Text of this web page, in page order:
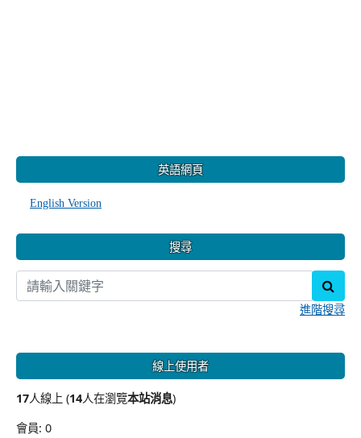
英語網頁
English Version
搜尋
進階搜尋
線上使用者
17人線上 (14人在瀏覽本站消息)
會員: 0